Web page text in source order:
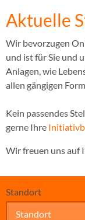
Aktuelle
Wir bevorzugen
und ist für Sie und
Anlagen, wie
allen gängigen
Kein passendes
gerne Ihre
Wir freuen uns auf
Standort
Standort